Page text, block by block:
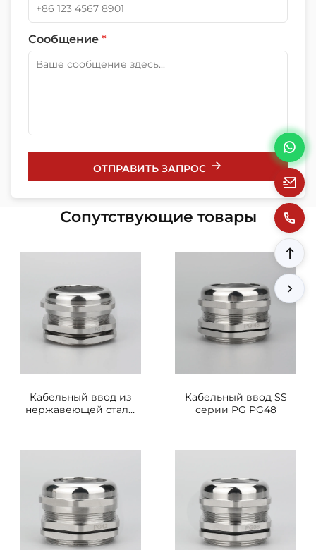
Сообщение *
ОТПРАВИТЬ ЗАПРОС
Сопутствующие товары
Кабельный ввод из
нержавеющей стали
Кабельный ввод SS
серии PG PG48